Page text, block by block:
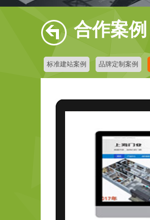
合作案例
标准建站案例 品牌定制案例